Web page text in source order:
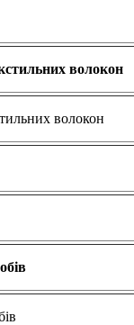
волокон
волокон